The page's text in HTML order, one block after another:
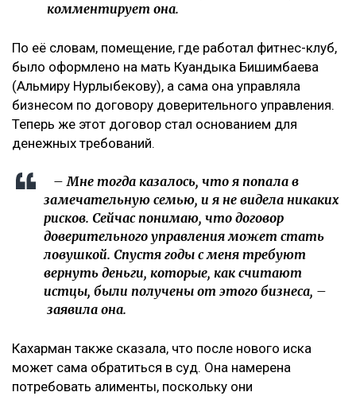
комментирует она.
По её словам, помещение, где работал фитнес-клуб,
было оформлено на мать Куандыка Бишимбаева
(Альмиру Нурлыбекову), а сама она управляла
бизнесом по договору доверительного управления.
Теперь же этот договор стал основанием для
денежных требований.
– Мне тогда казалось, что я попала в
замечательную семью, и я не видела никаких
рисков. Сейчас понимаю, что договор
доверительного управления может стать
ловушкой. Спустя годы с меня требуют
вернуть деньги, которые, как считают
истцы, были получены от этого бизнеса, –
заявила она.
Кахарман также сказала, что после нового иска
может сама обратиться в суд. Она намерена
потребовать алименты, поскольку они